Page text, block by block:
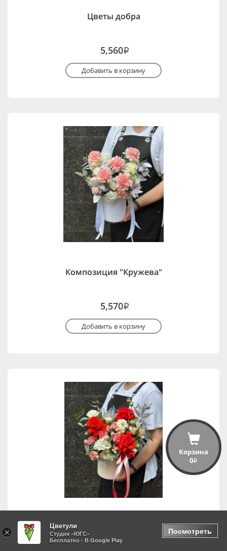
Цветы добра
5,560i
Добавить в корзину
Композиция "Кружева"
5,570i
Добавить в корзину
Яркий акцент
Корзина
0i
×
Цветули
Студия «ЮГС»
Бесплатно - В Google Play
Посмотреть